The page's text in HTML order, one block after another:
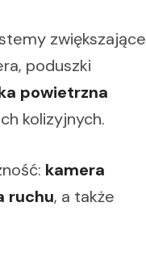
zwiększające
poduszki
powietrzna
kolizyjnych.
kamera
ruchu, a także